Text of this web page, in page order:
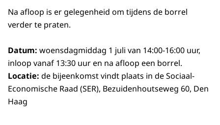
Na afloop is er gelegenheid om tijdens de borrel
verder te praten.
Datum: woensdagmiddag 1 juli van 14:00-16:00 uur,
inloop vanaf 13:30 uur en na afloop een borrel.
Locatie: de bijeenkomst vindt plaats in de Sociaal-
Economische Raad (SER), Bezuidenhoutseweg 60, Den
Haag